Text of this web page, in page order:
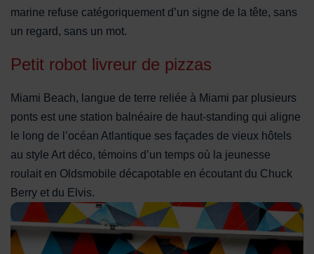
Cybertruck sorti des usines d'Elon Musk
marine refuse catégoriquement d’un signe de la tête, sans
un regard, sans un mot.
Petit robot livreur de pizzas
Miami Beach, langue de terre reliée à Miami par plusieurs
ponts est une station balnéaire de haut-standing qui aligne
le long de l’océan Atlantique ses façades de vieux hôtels
au style Art déco, témoins d’un temps où la jeunesse
roulait en Oldsmobile décapotable en écoutant du Chuck
Berry et du Elvis.